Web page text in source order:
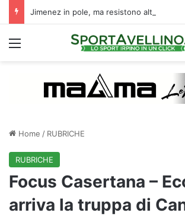
Menu
Home / RUBRICHE
RUBRICHE
Focus Casertana –
arriva la truppa di